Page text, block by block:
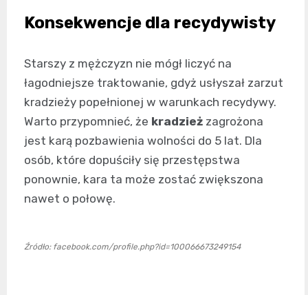
Konsekwencje dla recydywisty
Starszy z mężczyzn nie mógł liczyć na
łagodniejsze traktowanie, gdyż usłyszał zarzut
kradzieży popełnionej w warunkach recydywy.
Warto przypomnieć, że kradzież zagrożona
jest karą pozbawienia wolności do 5 lat. Dla
osób, które dopuściły się przestępstwa
ponownie, kara ta może zostać zwiększona
nawet o połowę.
Źródło: facebook.com/profile.php?id=100066673249154